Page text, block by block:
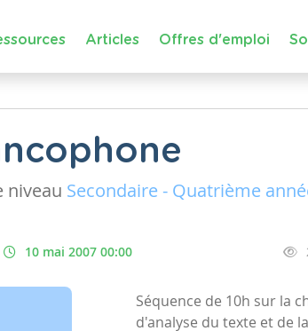
Articles Offres d'emploi
niveau Secondaire - Quatrième
10 mai 2007 00:00
Séquence de 10h sur la
d'analyse du texte et de